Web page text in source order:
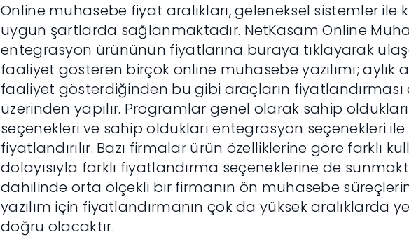
Online muhasebe fiyat aralıkları, geleneksel sistemler ile
uygun şartlarda sağlanmaktadır. NetKasam Online
entegrasyon ürününün fiyatlarına buraya tıklayarak
faaliyet gösteren birçok online muhasebe yazılımı; aylık
faaliyet gösterdiğinden bu gibi araçların fiyatlandırması
üzerinden yapılır. Programlar genel olarak sahip
seçenekleri ve sahip oldukları entegrasyon seçenekleri ile
fiyatlandırılır. Bazı firmalar ürün özelliklerine göre farklı
dolayısıyla farklı fiyatlandırma seçeneklerine de
dahilinde orta ölçekli bir firmanın ön muhasebe
yazılım için fiyatlandırmanın çok da yüksek aralıklarda
doğru olacaktır.